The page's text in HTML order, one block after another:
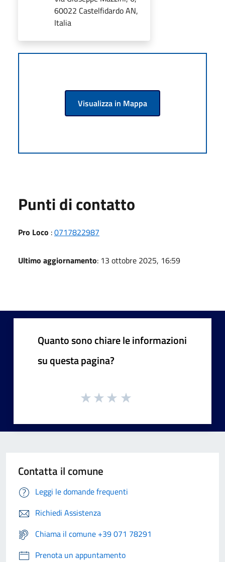
60022 Castelfidardo AN,
Italia
Visualizza in Mappa
Punti di contatto
Pro Loco :0717822987
Ultimo aggiornamento: 13 ottobre 2025, 16:59
Quanto sono chiare le informazioni
su questa pagina?
Contatta il comune
Leggi le domande frequenti
Richiedi Assistenza
Chiama il comune +39 071 78291
Prenota un appuntamento